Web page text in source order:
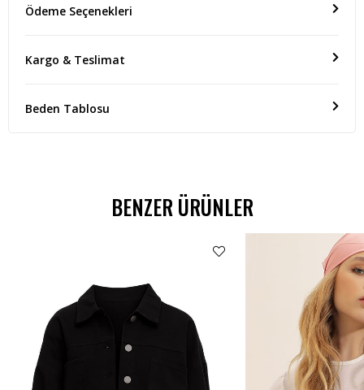
Ödeme Seçenekleri
Kargo & Teslimat
Beden Tablosu
BENZER ÜRÜNLER